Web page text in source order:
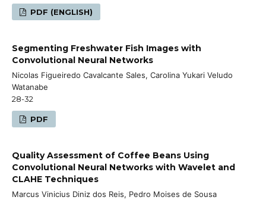
PDF (ENGLISH)
Segmenting Freshwater Fish Images with
Convolutional Neural Networks
Nicolas Figueiredo Cavalcante Sales, Carolina Yukari Veludo
Watanabe
28-32
PDF
Quality Assessment of Coffee Beans Using
Convolutional Neural Networks with Wavelet and
CLAHE Techniques
Marcus Vinicius Diniz dos Reis, Pedro Moises de Sousa